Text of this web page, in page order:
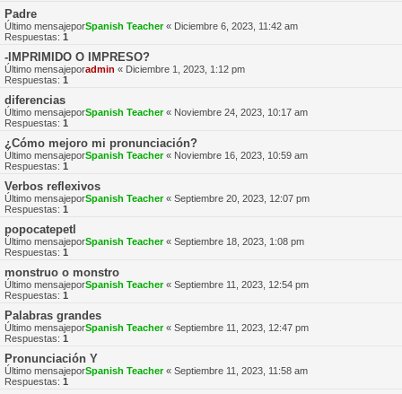
Padre
Último mensajeporSpanish Teacher« Diciembre 6, 2023, 11:42 am
Respuestas: 1
-IMPRIMIDO O IMPRESO?
Último mensajeporadmin « Diciembre 1, 2023, 1:12 pm
Respuestas: 1
diferencias
Último mensajeporSpanish Teacher« Noviembre 24, 2023, 10:17 am
Respuestas: 1
¿Cómo mejoro mi pronunciación?
Último mensajeporSpanish Teacher« Noviembre 16, 2023, 10:59 am
Respuestas: 1
Verbos reflexivos
Último mensajeporSpanish Teacher« Septiembre 20, 2023, 12:07 pm
Respuestas: 1
popocatepetl
Último mensajeporSpanish Teacher« Septiembre 18, 2023, 1:08 pm
Respuestas: 1
monstruo o monstro
Último mensajeporSpanish Teacher« Septiembre 11, 2023, 12:54 pm
Respuestas: 1
Palabras grandes
Último mensajeporSpanish Teacher« Septiembre 11, 2023, 12:47 pm
Respuestas: 1
Pronunciación Y
Último mensajeporSpanish Teacher« Septiembre 11, 2023, 11:58 am
Respuestas: 1